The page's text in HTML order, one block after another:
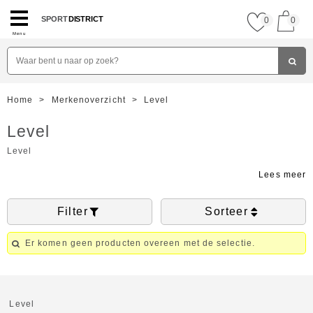
Menu
SPORTDISTRICT 0 0
Home > Merkenoverzicht > Level
Level
Level
Filter Sorteer
Er komen geen producten overeen met de selectie.
Level